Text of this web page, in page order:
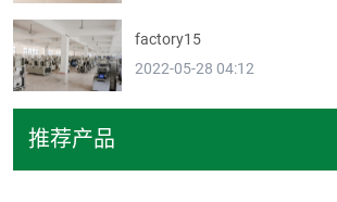
factory15
2022-05-28 04:12
推荐产品